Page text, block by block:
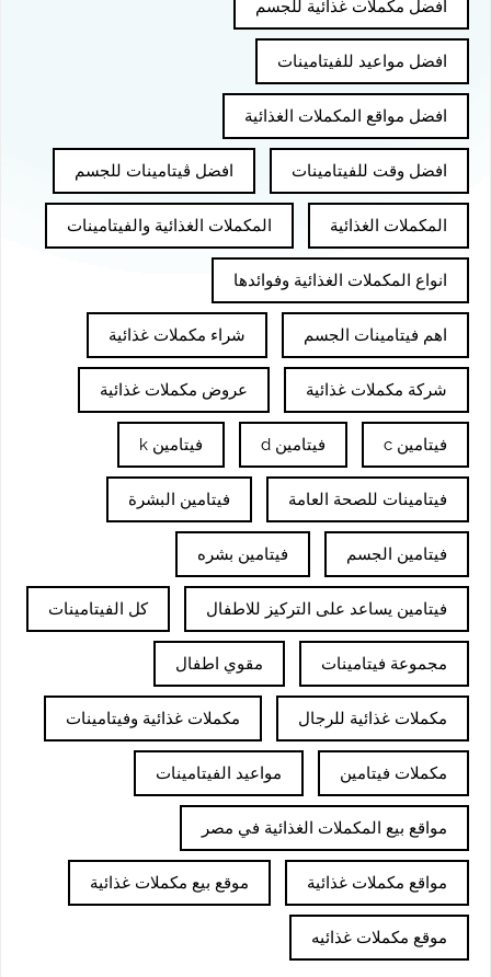
افضل مكملات غذائية للجسم
افضل مواعيد للفيتامينات
افضل مواقع المكملات الغذائية
افضل وقت للفيتامينات افضل ڤيتامينات للجسم
المكملات الغذائية المكملات الغذائية والفيتامينات
انواع المكملات الغذائية وفوائدها
اهم فيتامينات الجسم شراء مكملات غذائية
شركة مكملات غذائية عروض مكملات غذائية
فيتامين c فيتامين d فيتامين k
فيتامينات للصحة العامة فيتامين البشرة
فيتامين الجسم فيتامين بشره
فيتامين يساعد على التركيز للاطفال كل الفيتامينات
مجموعة فيتامينات مقوي اطفال
مكملات غذائية للرجال مكملات غذائية وفيتامينات
مكملات فيتامين مواعيد الفيتامينات
مواقع بيع المكملات الغذائية في مصر
مواقع مكملات غذائية موقع بيع مكملات غذائية
موقع مكملات غذائيه